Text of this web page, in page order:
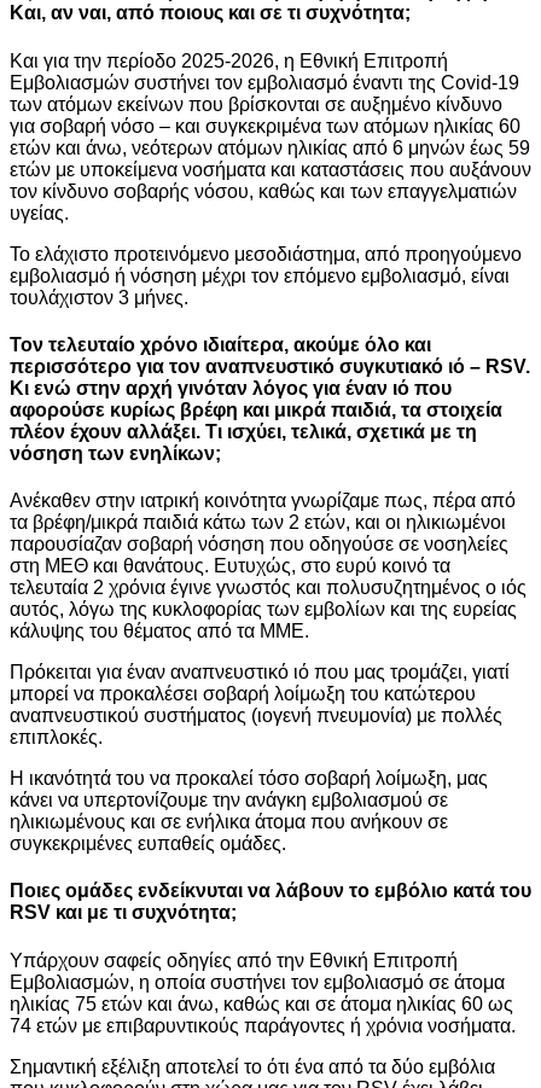
Και, αν ναι, από ποιους και σε τι συχνότητα;
Και για την περίοδο 2025-2026, η Εθνική Επιτροπή
Εμβολιασμών συστήνει τον εμβολιασμό έναντι της Covid-19
των ατόμων εκείνων που βρίσκονται σε αυξημένο κίνδυνο
για σοβαρή νόσο – και συγκεκριμένα των ατόμων ηλικίας 60
ετών και άνω, νεότερων ατόμων ηλικίας από 6 μηνών έως 59
ετών με υποκείμενα νοσήματα και καταστάσεις που αυξάνουν
τον κίνδυνο σοβαρής νόσου, καθώς και των επαγγελματιών
υγείας.
Το ελάχιστο προτεινόμενο μεσοδιάστημα, από προηγούμενο
εμβολιασμό ή νόσηση μέχρι τον επόμενο εμβολιασμό, είναι
τουλάχιστον 3 μήνες.
Τον τελευταίο χρόνο ιδιαίτερα, ακούμε όλο και
περισσότερο για τον αναπνευστικό συγκυτιακό ιό – RSV.
Κι ενώ στην αρχή γινόταν λόγος για έναν ιό που
αφορούσε κυρίως βρέφη και μικρά παιδιά, τα στοιχεία
πλέον έχουν αλλάξει. Τι ισχύει, τελικά, σχετικά με τη
νόσηση των ενηλίκων;
Ανέκαθεν στην ιατρική κοινότητα γνωρίζαμε πως, πέρα από
τα βρέφη/μικρά παιδιά κάτω των 2 ετών, και οι ηλικιωμένοι
παρουσίαζαν σοβαρή νόσηση που οδηγούσε σε νοσηλείες
στη ΜΕΘ και θανάτους. Ευτυχώς, στο ευρύ κοινό τα
τελευταία 2 χρόνια έγινε γνωστός και πολυσυζητημένος ο ιός
αυτός, λόγω της κυκλοφορίας των εμβολίων και της ευρείας
κάλυψης του θέματος από τα ΜΜΕ.
Πρόκειται για έναν αναπνευστικό ιό που μας τρομάζει, γιατί
μπορεί να προκαλέσει σοβαρή λοίμωξη του κατώτερου
αναπνευστικού συστήματος (ιογενή πνευμονία) με πολλές
επιπλοκές.
Η ικανότητά του να προκαλεί τόσο σοβαρή λοίμωξη, μας
κάνει να υπερτονίζουμε την ανάγκη εμβολιασμού σε
ηλικιωμένους και σε ενήλικα άτομα που ανήκουν σε
συγκεκριμένες ευπαθείς ομάδες.
Ποιες ομάδες ενδείκνυται να λάβουν το εμβόλιο κατά του
RSV και με τι συχνότητα;
Υπάρχουν σαφείς οδηγίες από την Εθνική Επιτροπή
Εμβολιασμών, η οποία συστήνει τον εμβολιασμό σε άτομα
ηλικίας 75 ετών και άνω, καθώς και σε άτομα ηλικίας 60 ως
74 ετών με επιβαρυντικούς παράγοντες ή χρόνια νοσήματα.
Σημαντική εξέλιξη αποτελεί το ότι ένα από τα δύο εμβόλια